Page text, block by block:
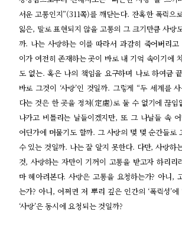
서운 고통인지”(311쪽)를 깨닫는다. 잔혹한 폭력으
잃은, 말로 표현되지 않을 고통의 그 크기만큼 사랑
까. 나는 사랑하는 이를 따라서 과감히 죽어버리
이가 여전히 존재하는 곳이 바로 내 기억 속이기에
도 없는. 혹은 나의 책임을 요구하며 나로 하여금
바로 그것이 ‘사랑’인 것일까. 그렇게 “두 세계를
다는 것은 한 곳을 정처(定處)로 둘 수 없기에 끊임
나가고 비틀리는 날들이겠지만, 또 그 나날들 속
어딘가에 머물기도 할까. 그 사랑의 몇 몇 순간들로
수 있는 것일까. 나는 잘 알지 못한다. 다만, 사랑하
것, 사랑하는 자만이 기꺼이 고통을 받고자 하리리
마 헤아려본다. 사랑은 고통을 요청하는가? 아니,
는가? 아니, 어쩌면 저 뿌리 깊은 인간의 ‘폭력성’에
‘사랑’은 동시에 요청되는 것일까?